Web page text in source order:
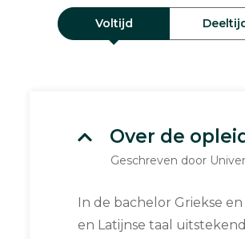
Voltijd
Over de
Geschreven door
In de bachelor Griekse
en Latijnse taal